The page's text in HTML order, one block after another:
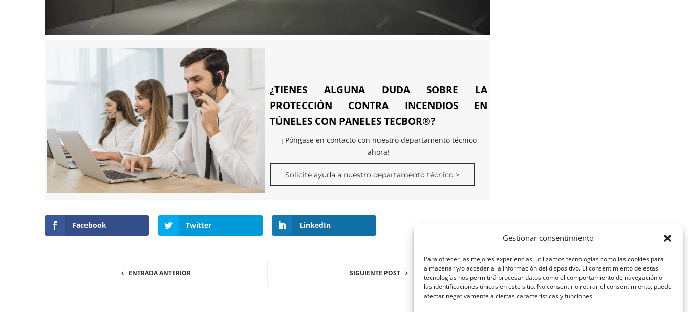
Gestionar consentimiento
Para ofrecer las mejores experiencias, utilizamos tecnologías como las cookies para
almacenar y/o acceder a la información del dispositivo. El consentimiento de estas
tecnologías nos permitirá procesar datos como el comportamiento de navegación o
las identificaciones únicas en este sitio. No consentir o retirar el consentimiento, puede
afectar negativamente a ciertas características y funciones.
¿TIENES ALGUNA DUDA SOBRE LA
PROTECCIÓN CONTRA INCENDIOS EN
TÚNELES CON PANELES TECBOR®?
¡ Póngase en contacto con nuestro departamento técnico
ahora!
Solicite ayuda a nuestro departamento técnico >
Facebook Twitter LinkedIn
ENTRADA ANTERIOR SIGUIENTE POST